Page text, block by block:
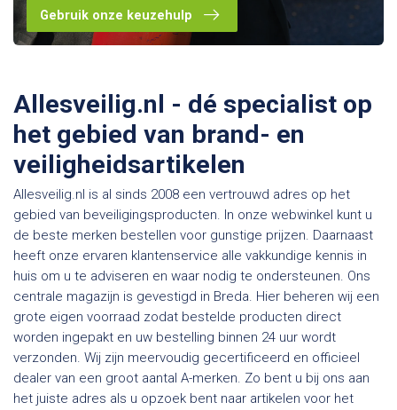
Gebruik onze keuzehulp
Allesveilig.nl - dé specialist op
het gebied van brand- en
veiligheidsartikelen
Allesveilig.nl is al sinds 2008 een vertrouwd adres op het
gebied van beveiligingsproducten. In onze webwinkel kunt u
de beste merken bestellen voor gunstige prijzen. Daarnaast
heeft onze ervaren klantenservice alle vakkundige kennis in
huis om u te adviseren en waar nodig te ondersteunen. Ons
centrale magazijn is gevestigd in Breda. Hier beheren wij een
grote eigen voorraad zodat bestelde producten direct
worden ingepakt en uw bestelling binnen 24 uur wordt
verzonden. Wij zijn meervoudig gecertificeerd en officieel
dealer van een groot aantal A-merken. Zo bent u bij ons aan
het juiste adres als u opzoek bent naar artikelen voor het